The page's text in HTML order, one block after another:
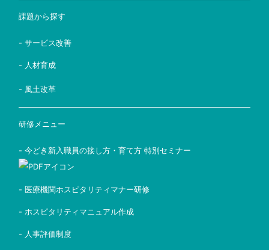
課題から探す
- サービス改善
- 人材育成
- 風土改革
研修メニュー
- 今どき新入職員の接し方・育て方 特別セミナー
- 医療機関ホスピタリティマナー研修
- ホスピタリティマニュアル作成
- 人事評価制度